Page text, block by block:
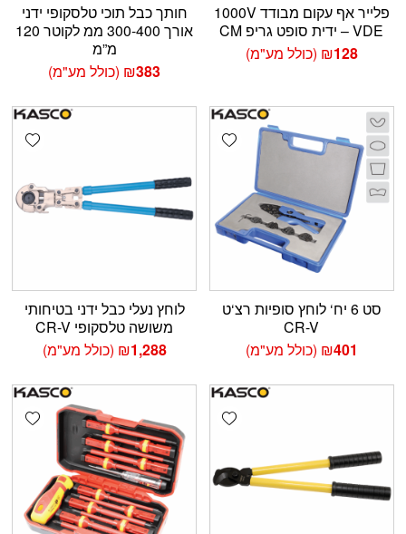
פלייר אף עקום מבודד 1000V
– VDE ידית סופט גריפ CM
₪128 (כולל מע"מ)
חותך כבל תוכי טלסקופי ידני
אורך 300-400 ממ לקוטר 120
מ”מ
₪383 (כולל מע"מ)
Add wishlist
סט 6 יח‘ לוחץ סופיות רצ‘ט
CR-V
₪401 (כולל מע"מ)
לוחץ נעלי כבל ידני בטיחותי
משושה טלסקופי CR-V
₪1,288 (כולל מע"מ)
Add wishlist